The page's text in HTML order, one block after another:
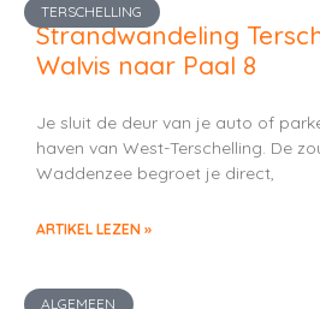
TERSCHELLING
Strandwandeling
Walvis naar Paal 8
Je sluit de deur van je auto of
haven van West-Terschelling. De
Waddenzee begroet je direct,
ARTIKEL LEZEN »
ALGEMEEN